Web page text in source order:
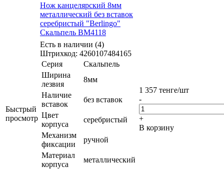
Быстрый
просмотр
Нож канцелярский 8мм
металлический без вставок
серебристый "Berlingo"
Скальпель BM4118
Есть в наличии (4)
Штрихкод: 4260107484165
Серия
Скальпель
Ширина
лезвия
8мм
Наличие
вставок
без вставок
Цвет
корпуса
серебристый
Механизм
фиксации
ручной
Материал
корпуса
металлический
1 357 тенге/шт
-
+
В корзину